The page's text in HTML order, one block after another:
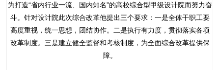
为打造“省内行业一流、国内知名”的高校综合型甲级设计院而努力奋
斗。针对设计院此次综合改革他提出三个要求：一是全体干职工要
高度重视，统一思想，团结协作。二是执行有力度，贯彻落实各项
改革制度。三是建立健全监督和考核制度，为全面综合改革提供保
障。